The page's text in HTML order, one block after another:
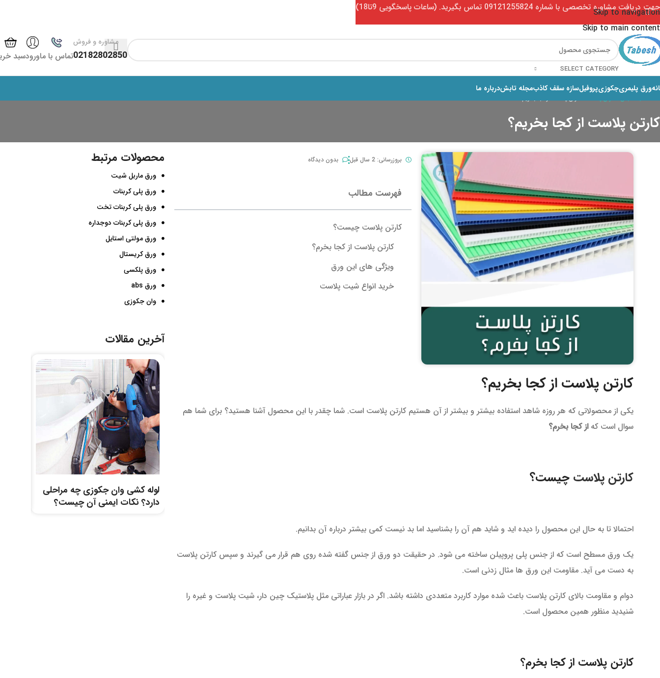
Skip to navigation
Skip to main content
SELECT CATEGORY
مشاوره و فروش
02182802850تماس با ماورودسبد
ورق پلیمریجکوزیپروفیلسازه سقف کاذبمجله تابشدرباره ما
خانه مجله تابش کارتن پلاست کارتن پلاست از کجا بخریم؟
کارتن پلاست از کجا بخریم؟
بروزرسانی: 2 سال قبل بدون دیدگاه
فهرست مطالب
کارتن پلاست چیست؟
کارتن پلاست از کجا بخرم؟
ویژگی های این ورق
خرید انواع شیت پلاست
کارتن پلاست از کجا بخریم؟
یکی از محصولاتی که هر روزه شاهد استفاده بیشتر و بیشتر از آن هستیم کارتن پلاست است. شما چقدر با این محصول آشنا هستید؟ برای شما هم
سوال است که از کجا بخرم؟
کارتن پلاست چیست؟
احتمالا تا به حال این محصول را دیده اید و شاید هم آن را بشناسید اما بد نیست کمی بیشتر درباره آن بدانیم.
یک ورق مسطح است که از جنس پلی پروپیلن ساخته می شود. در حقیقت دو ورق از جنس گفته شده روی هم قرار می گیرند و سپس کارتن پلاست
به دست می آید. مقاومت این ورق ها مثال زدنی است.
دوام و مقاومت بالای کارتن پلاست باعث شده موارد کاربرد متعددی داشته باشد. اگر در بازار عباراتی مثل پلاستیک چین دار، شیت پلاست و غیره را
شنیدید منظور همین محصول است.
کارتن پلاست از کجا بخرم؟
محصولات مرتبط
ورق ماربل شیت
ورق پلی کربنات
ورق پلی کربنات تخت
ورق پلی کربنات دوجداره
ورق مولتی استایل
ورق کریستال
ورق پلکسی
ورق abs
وان جکوزی
آخرین مقالات
لوله کشی وان جکوزی چه مراحلی
دارد؟ نکات ایمنی آن چیست؟
جهت دریافت مشاوره تخصصی با شماره 09121255824 تماس بگیرید. (ساعات پاسخگویی 9تا18)